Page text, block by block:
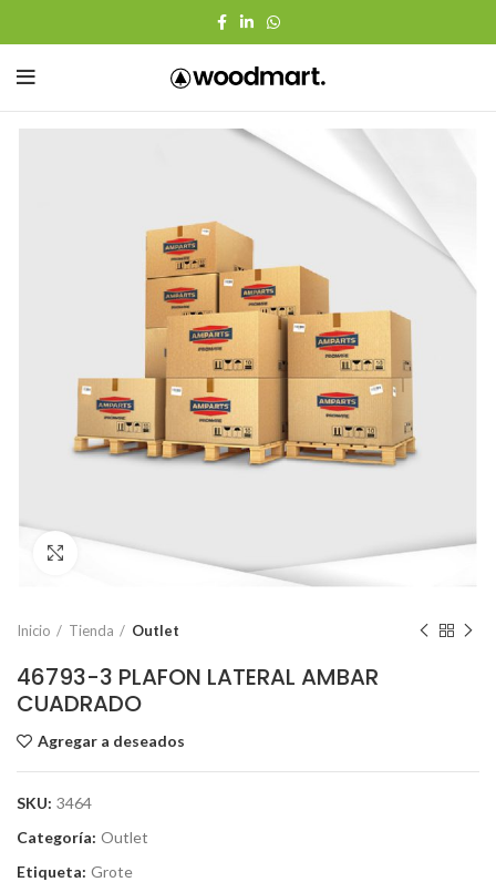
Click to enlarge
Inicio Tienda Outlet
46793-3 PLAFON LATERAL AMBAR
CUADRADO
Agregar a deseados
SKU: 3464
Categoría: Outlet
Etiqueta: Grote